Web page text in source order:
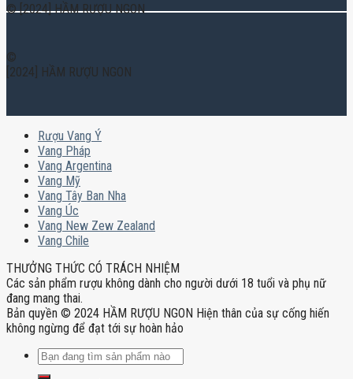
© [2024] HẦM RƯỢU NGON
©
[2024] HẦM RƯỢU NGON
Rượu Vang Ý
Vang Pháp
Vang Argentina
Vang Mỹ
Vang Tây Ban Nha
Vang Úc
Vang New Zew Zealand
Vang Chile
THƯỞNG THỨC CÓ TRÁCH NHIỆM
Các sản phẩm rượu không dành cho người dưới 18 tuổi và phụ nữ
đang mang thai.
Bản quyền © 2024 HẦM RƯỢU NGON Hiện thân của sự cống hiến
không ngừng để đạt tới sự hoàn hảo
Tìm